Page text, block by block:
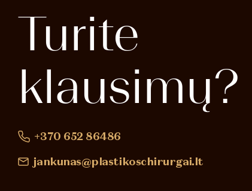
Turite
klausimų?
+370 652 86486
jankunas@plastikoschirurgai.lt